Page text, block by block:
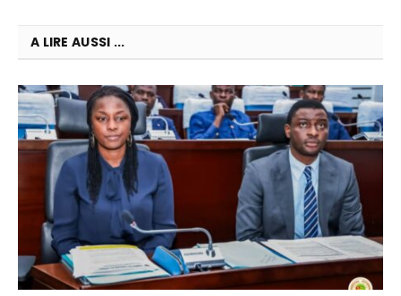
A LIRE AUSSI ...